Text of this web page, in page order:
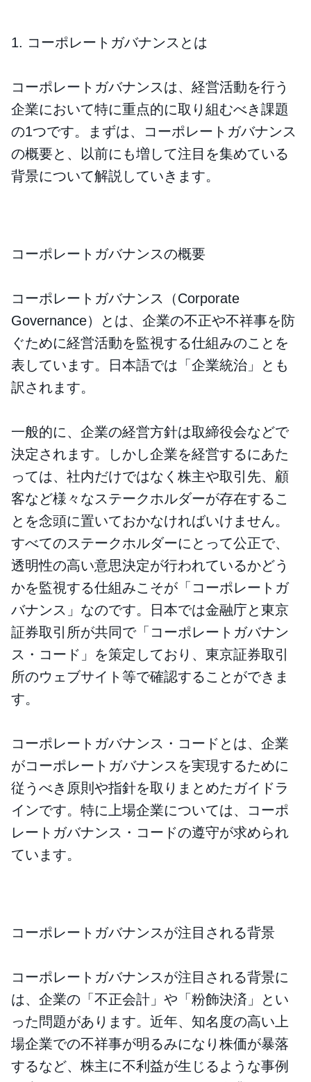
1. コーポレートガバナンスとは
コーポレートガバナンスは、経営活動を行う
企業において特に重点的に取り組むべき課題
の1つです。まずは、コーポレートガバナンス
の概要と、以前にも増して注目を集めている
背景について解説していきます。
コーポレートガバナンスの概要
コーポレートガバナンス（Corporate
Governance）とは、企業の不正や不祥事を防
ぐために経営活動を監視する仕組みのことを
表しています。日本語では「企業統治」とも
訳されます。
一般的に、企業の経営方針は取締役会などで
決定されます。しかし企業を経営するにあた
っては、社内だけではなく株主や取引先、顧
客など様々なステークホルダーが存在するこ
とを念頭に置いておかなければいけません。
すべてのステークホルダーにとって公正で、
透明性の高い意思決定が行われているかどう
かを監視する仕組みこそが「コーポレートガ
バナンス」なのです。日本では金融庁と東京
証券取引所が共同で「コーポレートガバナン
ス・コード」を策定しており、東京証券取引
所のウェブサイト等で確認することができま
す。
コーポレートガバナンス・コードとは、企業
がコーポレートガバナンスを実現するために
従うべき原則や指針を取りまとめたガイドラ
インです。特に上場企業については、コーポ
レートガバナンス・コードの遵守が求められ
ています。
コーポレートガバナンスが注目される背景
コーポレートガバナンスが注目される背景に
は、企業の「不正会計」や「粉飾決済」とい
った問題があります。近年、知名度の高い上
場企業での不祥事が明るみになり株価が暴落
するなど、株主に不利益が生じるような事例